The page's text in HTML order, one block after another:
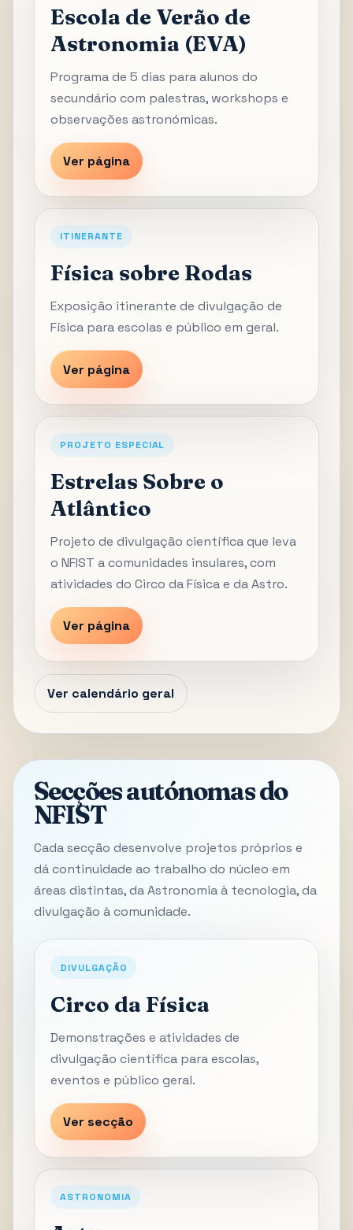
Escola de Verão de
Astronomia (EVA)
Programa de 5 dias para alunos do
secundário com palestras, workshops e
observações astronómicas.
Ver página
ITINERANTE
Física sobre Rodas
Exposição itinerante de divulgação de
Física para escolas e público em geral.
Ver página
PROJETO ESPECIAL
Estrelas Sobre o
Atlântico
Projeto de divulgação científica que leva
o NFIST a comunidades insulares, com
atividades do Circo da Física e da Astro.
Ver página
Ver calendário geral
Secções autónomas do
NFIST
Cada secção desenvolve projetos próprios e
dá continuidade ao trabalho do núcleo em
áreas distintas, da Astronomia à tecnologia, da
divulgação à comunidade.
DIVULGAÇÃO
Circo da Física
Demonstrações e atividades de
divulgação científica para escolas,
eventos e público geral.
Ver secção
ASTRONOMIA